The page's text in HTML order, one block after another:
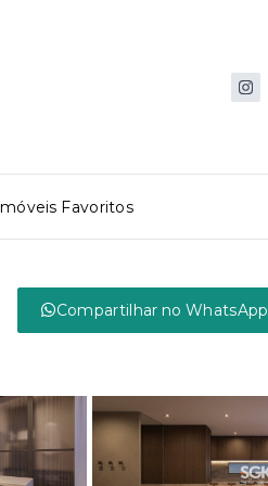
Favoritos
Compartilhar no WhatsApp